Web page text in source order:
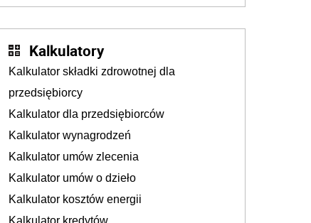
Kalkulatory
Kalkulator składki zdrowotnej dla
przedsiębiorcy
Kalkulator dla przedsiębiorców
Kalkulator wynagrodzeń
Kalkulator umów zlecenia
Kalkulator umów o dzieło
Kalkulator kosztów energii
Kalkulator kredytów